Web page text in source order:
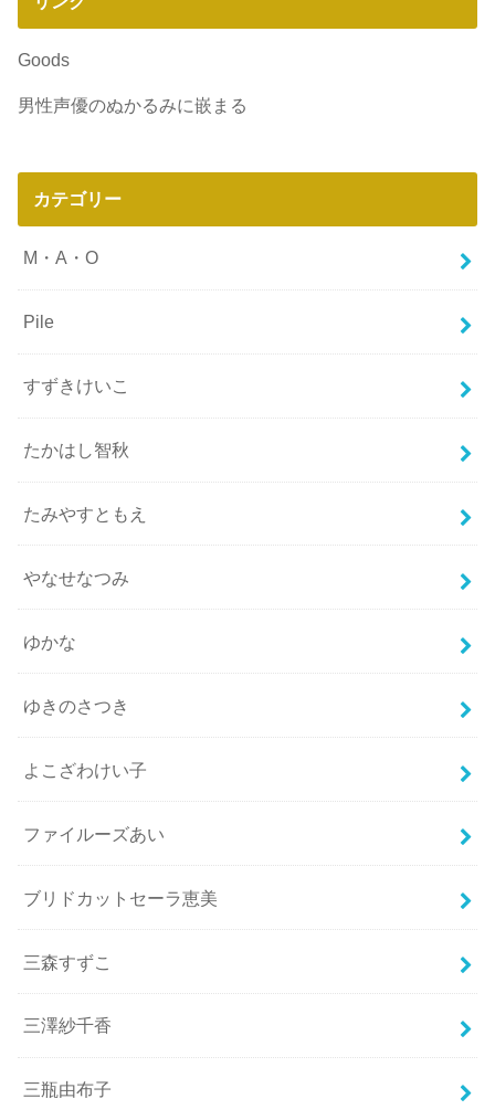
Goods
男性声優のぬかるみに嵌まる
カテゴリー
M・A・O
Pile
すずきけいこ
たかはし智秋
たみやすともえ
やなせなつみ
ゆかな
ゆきのさつき
よこざわけい子
ファイルーズあい
ブリドカットセーラ恵美
三森すずこ
三澤紗千香
三瓶由布子